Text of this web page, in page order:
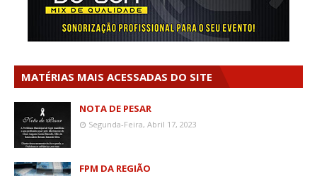
MATÉRIAS MAIS ACESSADAS DO SITE
NOTA DE PESAR
Segunda-Feira, Abril 17, 2023
FPM DA REGIÃO